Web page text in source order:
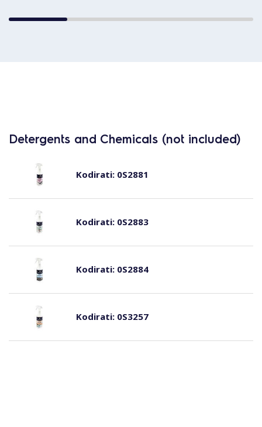
Detergents and Chemicals (not included)
Kodirati:0S2881
Kodirati:0S2883
Kodirati:0S2884
Kodirati:0S3257